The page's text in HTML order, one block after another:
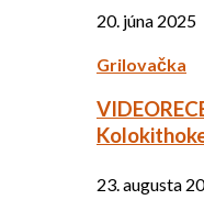
20. júna 2025
Grilovačka
23. augusta